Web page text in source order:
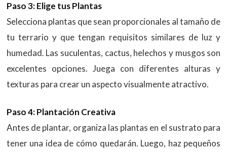
Paso 3: Elige tus Plantas
Selecciona plantas que sean proporcionales al tamaño de
tu terrario y que tengan requisitos similares de luz y
humedad. Las suculentas, cactus, helechos y musgos son
excelentes opciones. Juega con diferentes alturas y
texturas para crear un aspecto visualmente atractivo.
Paso 4: Plantación Creativa
Antes de plantar, organiza las plantas en el sustrato para
tener una idea de cómo quedarán. Luego, haz pequeños